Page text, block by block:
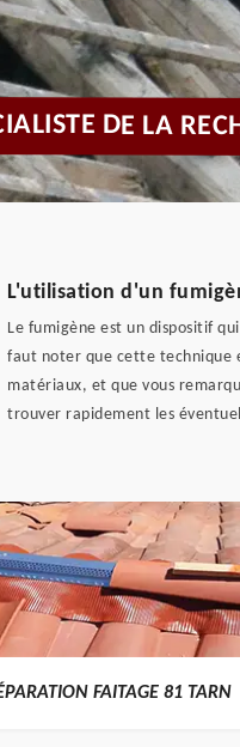
DE LA
L'utilisation d'un
Le fumigène est un dispositif
faut noter que cette technique
matériaux, et que vous
trouver rapidement les
FAITAGE 81 TARN